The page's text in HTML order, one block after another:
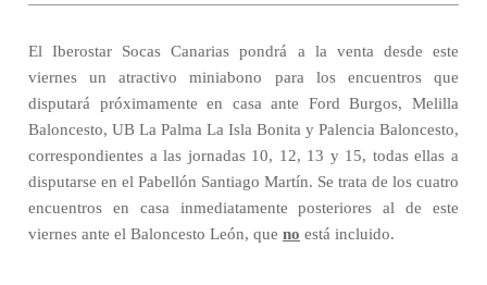
El Iberostar Socas Canarias pondrá a la venta desde este
viernes un atractivo miniabono para los encuentros que
disputará próximamente en casa ante Ford Burgos, Melilla
Baloncesto, UB La Palma La Isla Bonita y Palencia Baloncesto,
correspondientes a las jornadas 10, 12, 13 y 15, todas ellas a
disputarse en el Pabellón Santiago Martín. Se trata de los cuatro
encuentros en casa inmediatamente posteriores al de este
viernes ante el Baloncesto León, que no está incluido.